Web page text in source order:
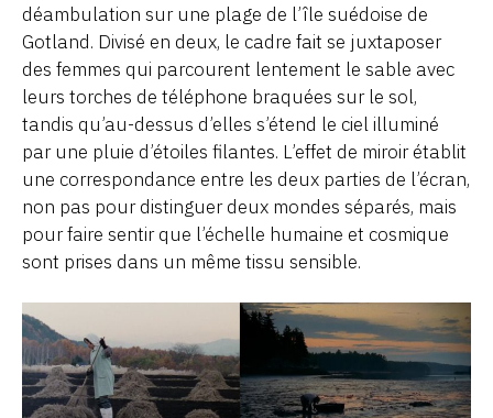
déambulation sur une plage de l’île suédoise de
Gotland. Divisé en deux, le cadre fait se juxtaposer
des femmes qui parcourent lentement le sable avec
leurs torches de téléphone braquées sur le sol,
tandis qu’au-dessus d’elles s’étend le ciel illuminé
par une pluie d’étoiles filantes. L’effet de miroir établit
une correspondance entre les deux parties de l’écran,
non pas pour distinguer deux mondes séparés, mais
pour faire sentir que l’échelle humaine et cosmique
sont prises dans un même tissu sensible.